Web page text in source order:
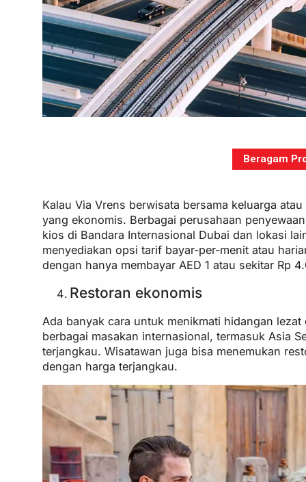
Beragam
Kalau Via Vrens berwisata bersama keluarga
yang ekonomis. Berbagai perusahaan
kios di Bandara Internasional Dubai dan lokasi
menyediakan opsi tarif bayar-per-menit atau
dengan hanya membayar AED 1 atau sekitar Rp
Restoran ekonomis
Ada banyak cara untuk menikmati hidangan
berbagai masakan internasional, termasuk Asia
terjangkau. Wisatawan juga bisa menemukan
dengan harga terjangkau.